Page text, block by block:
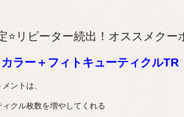
⭐️リピーター続出！オススメクー
ラー＋フィトキューティクルTR
ントは、
クル枚数を増やしてくれる